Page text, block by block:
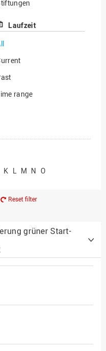
Laufzeit
range
K L M N O
Reset filter
grüner Start-